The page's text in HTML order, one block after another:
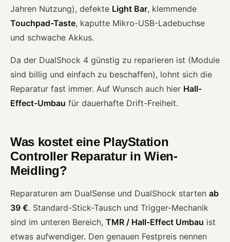
Jahren Nutzung), defekte Light Bar, klemmende
Touchpad-Taste, kaputte Mikro-USB-Ladebuchse
und schwache Akkus.
Da der DualShock 4 günstig zu reparieren ist (Module
sind billig und einfach zu beschaffen), lohnt sich die
Reparatur fast immer. Auf Wunsch auch hier Hall-
Effect-Umbau für dauerhafte Drift-Freiheit.
Was kostet eine PlayStation
Controller Reparatur in Wien-
Meidling?
Reparaturen am DualSense und DualShock starten ab
39 €. Standard-Stick-Tausch und Trigger-Mechanik
sind im unteren Bereich, TMR / Hall-Effect Umbau ist
etwas aufwendiger. Den genauen Festpreis nennen